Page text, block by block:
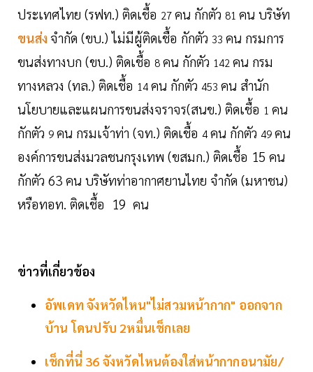
ประเทศไทย (รฟท.) ติดเชื้อ 27 คน กักตัว 81 คน บริษัท
ขนส่ง จำกัด (ขบ.) ไม่มีผู้ติดเชื้อ กักตัว 33 คน กรมการ
ขนส่งทางบก (ขบ.) ติดเชื้อ 8 คน กักตัว 142 คน กรม
ทางหลวง (ทล.) ติดเชื้อ 14 คน กักตัว 453 คน สำนัก
นโยบายและแผนการขนส่งจราจร(สนข.) ติดเชื้อ 1 คน
กักตัว 9 คน กรมเจ้าท่า (จท.) ติดเชื้อ 4 คน กักตัว 49 คน
องค์การขนส่งมวลชนกรุงเทพ (ขสมก.) ติดเชื้อ 15 คน
กักตัว 63 คน บริษัทท่าอากาศยานไทย จำกัด (มหาชน)
หรือทอท. ติดเชื้อ 19 คน
ข่าวที่เกี่ยวข้อง
อัพเดท จังหวัดไหน"ไม่สวมหน้ากาก" ออกจาก
บ้าน โดนปรับ 2หมื่นเช็กเลย
เช็กที่นี่ 36 จังหวัดไหนต้องใส่หน้ากากอนามัย/